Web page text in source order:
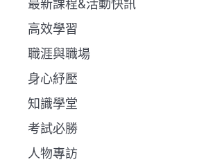
最新課程&活動快訊
高效學習
職涯與職場
身心紓壓
知識學堂
考試必勝
人物專訪